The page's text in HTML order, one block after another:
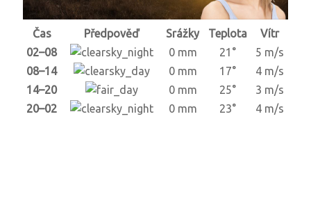
Čas Předpověď Srážky Teplota
Vítr
02–08
0 mm 21°
5 m/s
08–14
0 mm 17°
4 m/s
14–20
0 mm 25°
3 m/s
20–02
0 mm 23° 4 m/s